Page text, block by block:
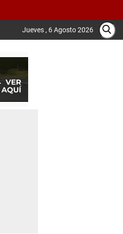
Jueves , 6 Agosto 2026